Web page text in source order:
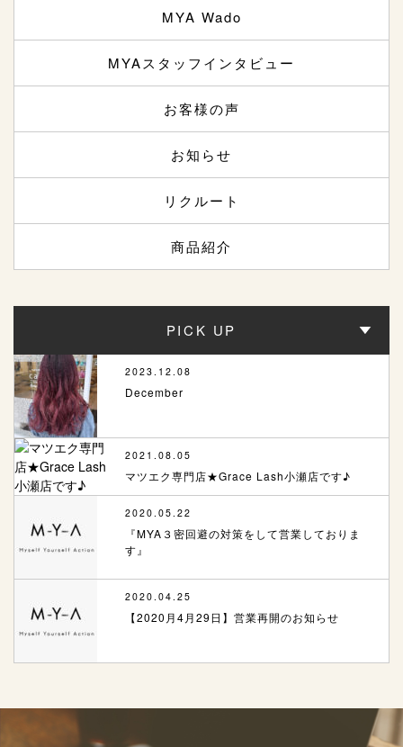
MYA Wado
MYAスタッフインタビュー
お客様の声
お知らせ
リクルート
商品紹介
PICK UP
2023.12.08
December
2021.08.05
マツエク専門店★Grace Lash小瀬店です♪
2020.05.22
『MYA３密回避の対策をして営業しておりま
す』
2020.04.25
【2020月4月29日】営業再開のお知らせ